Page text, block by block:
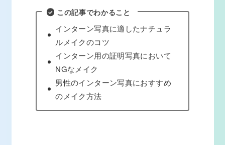
この記事でわかること
インターン写真に適したナチュラ
ルメイクのコツ
インターン用の証明写真において
NGなメイク
男性のインターン写真におすすめ
のメイク方法